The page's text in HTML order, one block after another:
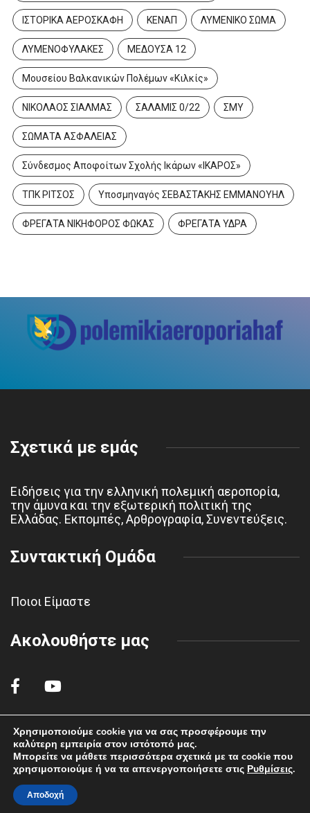
ΙΣΤΟΡΙΚΑ ΑΕΡΟΣΚΑΦΗ ΚΕΝΑΠ ΛΥΜΕΝΙΚΟ ΣΩΜΑ
ΛΥΜΕΝΟΦΥΛΑΚΕΣ ΜΕΔΟΥΣΑ 12
Μουσείου Βαλκανικών Πολέμων «Κιλκίς»
ΝΙΚΟΛΑΟΣ ΣΙΑΛΜΑΣ ΣΑΛΑΜΙΣ 0/22 ΣΜΥ
ΣΩΜΑΤΑ ΑΣΦΑΛΕΙΑΣ
Σύνδεσμος Αποφοίτων Σχολής Ικάρων «ΙΚΑΡΟΣ»
ΤΠΚ ΡΙΤΣΟΣ Υποσμηναγός ΣΕΒΑΣΤΑΚΗΣ ΕΜΜΑΝΟΥΗΛ
ΦΡΕΓΑΤΑ ΝΙΚΗΦΟΡΟΣ ΦΩΚΑΣ ΦΡΕΓΑΤΑ ΥΔΡΑ
Σχετικά με εμάς
Ειδήσεις για την ελληνική πολεμική αεροπορία,
την άμυνα και την εξωτερική πολιτική της
Ελλάδας. Εκπομπές, Αρθρογραφία, Συνεντεύξεις.
Συντακτική Ομάδα
Ποιοι Είμαστε
Ακολουθήστε μας
© 2022 polemikiaeroporiahaf.gr - All rights reserved.
Χρησιμοποιούμε cookie για να σας προσφέρουμε την
καλύτερη εμπειρία στον ιστότοπό μας.
Μπορείτε να μάθετε περισσότερα σχετικά με τα cookie που
χρησιμοποιούμε ή να τα απενεργοποιήσετε στις Ρυθμίσεις.
Αποδοχή